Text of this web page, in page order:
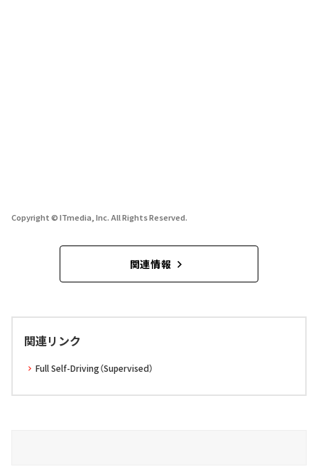
Copyright © ITmedia, Inc. All Rights Reserved.
関連情報
関連リンク
Full Self-Driving（Supervised）